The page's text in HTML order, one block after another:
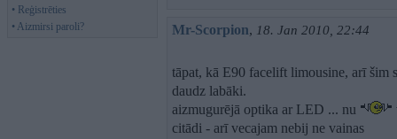
• Reģistrēties
• Aizmirsi paroli?
Mr-Scorpion, 18. Jan 2010, 22:44
tāpat, kā E90 facelift limousine, arī šim
daudz labāki.
aizmugurējā optika ar LED ... nu
citādi - arī vecajam nebij ne vainas